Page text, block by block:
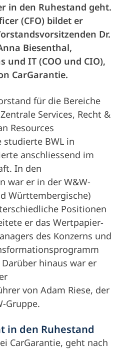
in den Ruhestand geht.
(CFO) bildet er
Dr.
Biesenthal,
und IT (COO und CIO),
CarGarantie.
für die Bereiche
Services, Recht &
Resources
BWL in
anschliessend im
In den
war er in der W&W-
Württembergische)
Positionen
er das Wertpapier-
des Konzerns und
hinaus war er
von Adam Riese, der
Gruppe.
in den Ruhestand
CarGarantie, geht nach